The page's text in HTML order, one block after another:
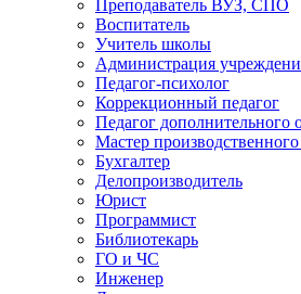
Преподаватель ВУЗ, СПО
Воспитатель
Учитель школы
Администрация
Педагог-психолог
Коррекционный педагог
Педагог дополнительного
Мастер
Бухгалтер
Делопроизводитель
Юрист
Программист
Библиотекарь
ГО и ЧС
Инженер